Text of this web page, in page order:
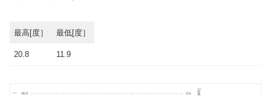
最高[度］ 最低[度］
20.8 11.9